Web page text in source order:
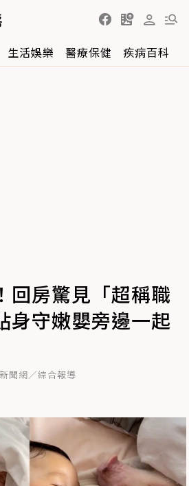
生活娛樂 醫療保健 疾病百科
回房驚見「超稱職
身守嫩嬰旁邊一起
聞網／綜合報導